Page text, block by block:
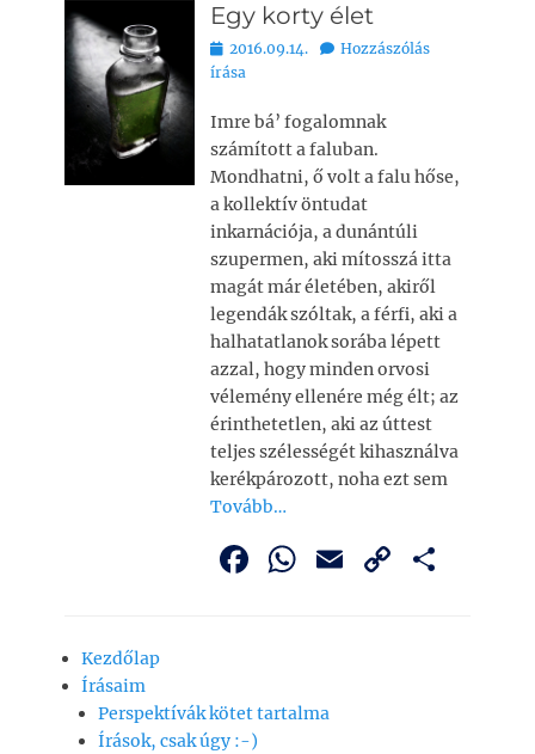
e
b
o
o
k
s
A
p
p
l
y
Li
Egy korty élet
Bejegyezve
2016.09.14.
Hozzászólás
írása
Imre bá’ fogalomnak
számított a faluban.
Mondhatni, ő volt a falu hőse,
a kollektív öntudat
inkarnációja, a dunántúli
szupermen, aki mítosszá itta
magát már életében, akiről
legendák szóltak, a férfi, aki a
halhatatlanok sorába lépett
azzal, hogy minden orvosi
vélemény ellenére még élt; az
érinthetetlen, aki az úttest
teljes szélességét kihasználva
kerékpározott, noha ezt sem
Tovább…
F
b
W
A
E
C
Kezdőlap
Írásaim
Perspektívák kötet tartalma
Írások, csak úgy :-)